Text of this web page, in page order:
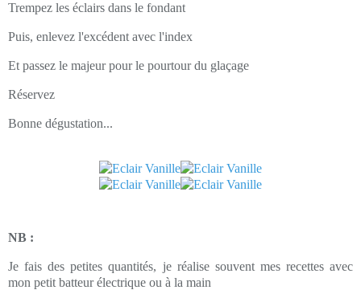
Trempez les éclairs dans le fondant
Puis, enlevez l'excédent avec l'index
Et passez le majeur pour le pourtour du glaçage
Réservez
Bonne dégustation...
NB :
Je fais des petites quantités, je réalise souvent mes recettes avec
mon petit batteur électrique ou à la main